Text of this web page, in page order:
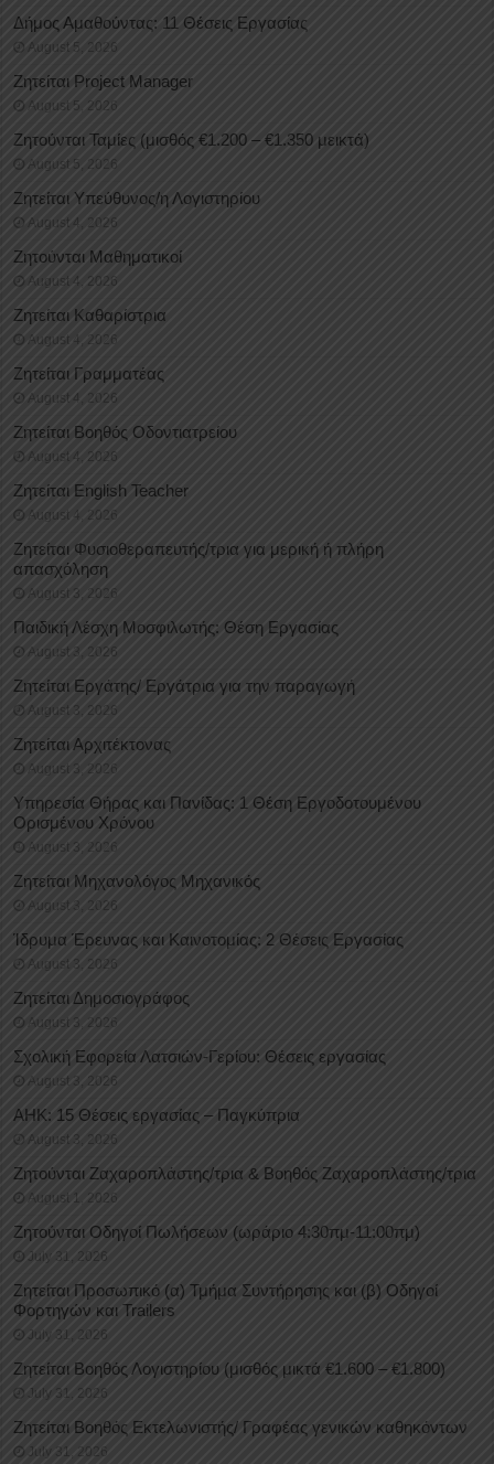
Δήμος Αμαθούντας: 11 Θέσεις Εργασίας
August 5, 2026
Ζητείται Project Manager
August 5, 2026
Ζητούνται Ταμίες (μισθός €1.200 – €1.350 μεικτά)
August 5, 2026
Ζητείται Υπεύθυνος/η Λογιστηρίου
August 4, 2026
Ζητούνται Μαθηματικοί
August 4, 2026
Ζητείται Καθαρίστρια
August 4, 2026
Ζητείται Γραμματέας
August 4, 2026
Ζητείται Βοηθός Οδοντιατρείου
August 4, 2026
Ζητείται English Teacher
August 4, 2026
Ζητείται Φυσιοθεραπευτής/τρια για μερική ή πλήρη
απασχόληση
August 3, 2026
Παιδική Λέσχη Μοσφιλωτής: Θέση Εργασίας
August 3, 2026
Ζητείται Εργάτης/ Εργάτρια για την παραγωγή
August 3, 2026
Ζητείται Αρχιτέκτονας
August 3, 2026
Υπηρεσία Θήρας και Πανίδας: 1 Θέση Eργοδοτουμένου
Oρισμένου Xρόνου
August 3, 2026
Ζητείται Μηχανολόγος Μηχανικός
August 3, 2026
Ίδρυμα Έρευνας και Καινοτομίας: 2 Θέσεις Εργασίας
August 3, 2026
Ζητείται Δημοσιογράφος
August 3, 2026
Σχολική Εφορεία Λατσιών-Γερίου: Θέσεις εργασίας
August 3, 2026
ΑΗΚ: 15 Θέσεις εργασίας – Παγκύπρια
August 3, 2026
Ζητούνται Ζαχαροπλάστης/τρια & Βοηθός Ζαχαροπλάστης/τρια
August 1, 2026
Ζητούνται Οδηγοί Πωλήσεων (ωράριο 4:30πμ-11:00πμ)
July 31, 2026
Ζητείται Προσωπικό (α) Τμήμα Συντήρησης και (β) Οδηγοί
Φορτηγών και Trailers
July 31, 2026
Ζητείται Βοηθός Λογιστηρίου (μισθός μικτά €1.600 – €1.800)
July 31, 2026
Ζητείται Βοηθός Εκτελωνιστής/ Γραφέας γενικών καθηκόντων
July 31, 2026